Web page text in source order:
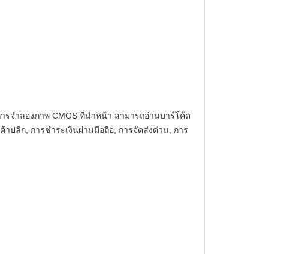
รจําลองภาพ CMOS ที่นําหน้า สามารถอ่านบาร์โค้ด
ปลีก, การชําระเงินผ่านมือถือ, การจัดส่งด่วน, การ